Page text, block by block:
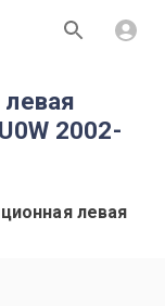
2002-
левая